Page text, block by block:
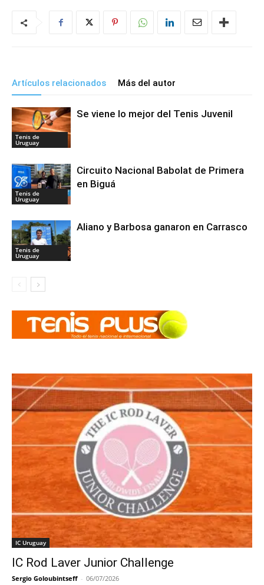
Artículos relacionados Más del autor
Tenis de
Uruguay
Se viene lo mejor del Tenis Juvenil
Tenis de
Uruguay
Circuito Nacional Babolat de Primera
en Biguá
Tenis de
Uruguay
Aliano y Barbosa ganaron en Carrasco
IC Uruguay
IC Rod Laver Junior Challenge
Sergio Goloubintseff - 06/07/2026